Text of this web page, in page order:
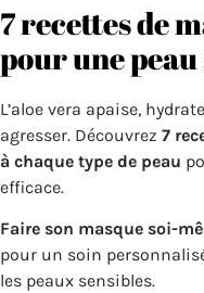
7 recettes de
pour une
L’aloe vera apaise,
agresser. Découvrez 7
à chaque type de peau
efficace.
Faire son masque soi-
pour un soin
les peaux sensibles.